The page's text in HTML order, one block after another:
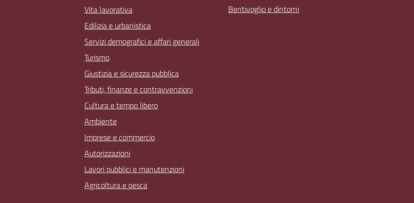
Vita lavorativa
Edilizia e urbanistica
Servizi demografici e affari generali
Turismo
Giustizia e sicurezza pubblica
Tributi, finanze e contravvenzioni
Cultura e tempo libero
Ambiente
Imprese e commercio
Autorizzazioni
Lavori pubblici e manutenzioni
Agricoltura e pesca
Bentivoglio e dintorni